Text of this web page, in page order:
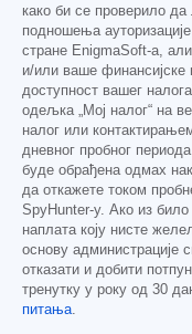
како би се проверило
подношења
стране EnigmaSoft-а,
и/или ваше финансијске
доступност вашег
одељка „Мој налог“ на
налог или
дневног пробног
буде обрађена одмах
да откажете током
SpyHunter-у. Ако из било
наплата коју нисте
основу администрације
отказати и добити
тренутку у року од 30
питања.